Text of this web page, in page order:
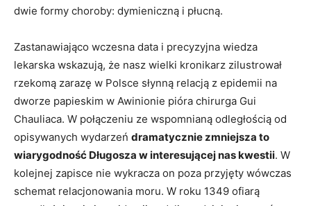
dwie formy choroby: dymieniczną i płucną.
Zastanawiająco wczesna data i precyzyjna wiedza
lekarska wskazują, że nasz wielki kronikarz zilustrował
rzekomą zarazę w Polsce słynną relacją z epidemii na
dworze papieskim w Awinionie pióra chirurga Gui
Chauliaca. W połączeniu ze wspomnianą odległością od
opisywanych wydarzeń dramatycznie zmniejsza to
wiarygodność Długosza w interesującej nas kwestii. W
kolejnej zapisce nie wykracza on poza przyjęty wówczas
schemat relacjonowania moru. W roku 1349 ofiarą